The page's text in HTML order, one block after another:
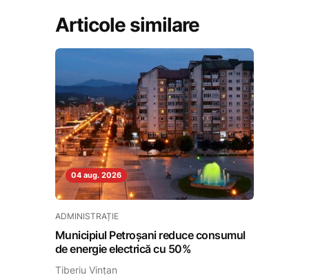
Articole similare
04 aug. 2026
ADMINISTRAȚIE
Municipiul Petroșani reduce consumul
de energie electrică cu 50%
Tiberiu Vințan